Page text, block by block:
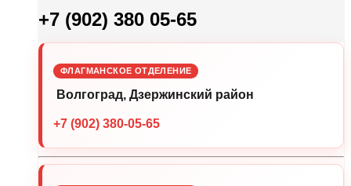
+7 (902) 380 05-65
ФЛАГМАНСКОЕ ОТДЕЛЕНИЕ
Волгоград, Дзержинский район
+7 (902) 380-05-65